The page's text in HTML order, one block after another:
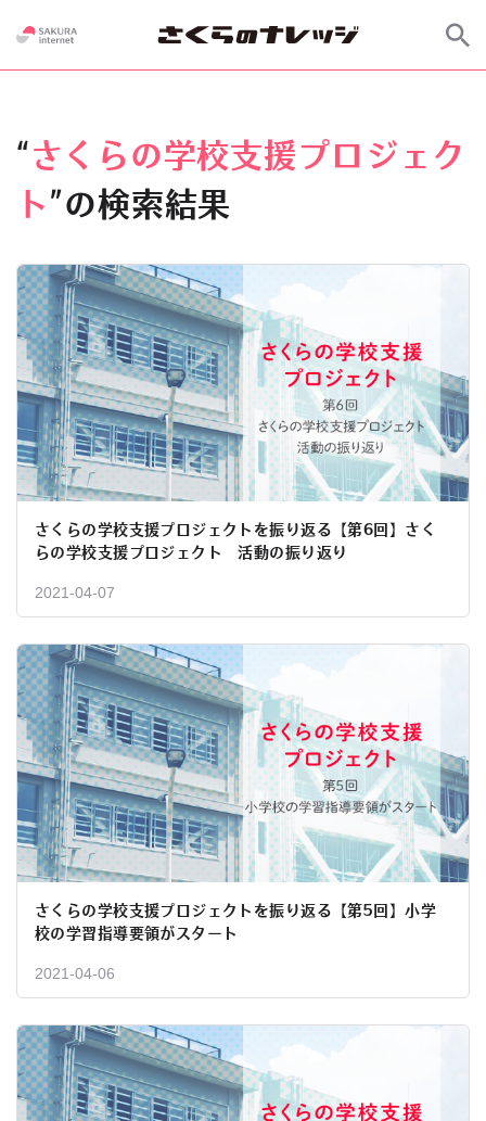
“ さくらの学校支援プロジェク
ト ”の検索結果
さくらの学校支援プロジェクトを振り返る【第6回】さく
らの学校支援プロジェクト 活動の振り返り
2021-04-07
さくらの学校支援プロジェクトを振り返る【第5回】小学
校の学習指導要領がスタート
2021-04-06